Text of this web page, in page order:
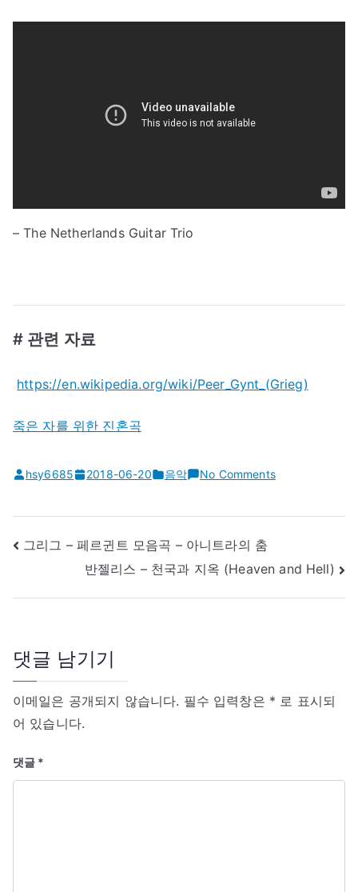
– The Netherlands Guitar Trio
# 관련 자료
https://en.wikipedia.org/wiki/Peer_Gynt_(Grieg)
죽은 자를 위한 진혼곡
hsy6685 2018-06-20 음악 No Commentson
리
페
글
게
션
그리그 – 페르귄트 모음곡 – 아니트라의 춤
반젤리스 – 천국과 지옥 (Heaven and Hell)
댓글 남기기
이메일은 공개되지 않습니다. 필수 입력창은 * 로 표시되
어 있습니다.
댓글 *